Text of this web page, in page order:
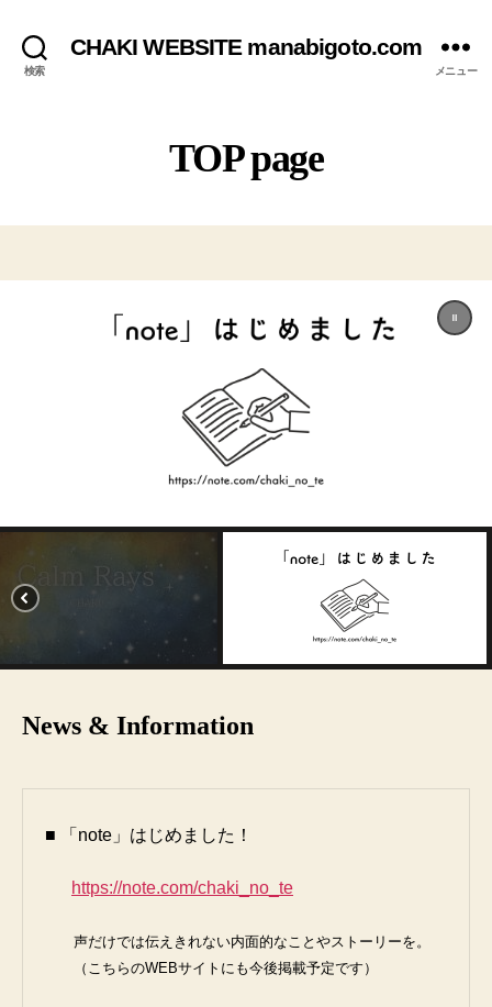
検索
CHAKI WEBSITE manabigoto.com
メニュー
TOP page
News & Information
■ 「note」はじめました！
https://note.com/chaki_no_te
声だけでは伝えきれない内面的なことやストーリーを。
（こちらのWEBサイトにも今後掲載予定です）